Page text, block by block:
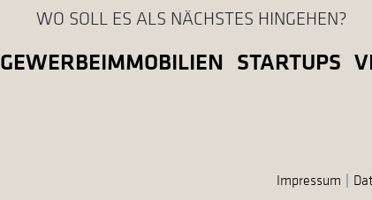
WO SOLL ES ALS NÄCHSTES HINGEHEN?
GEWERBEIMMOBILIEN STARTUPS
Impressum